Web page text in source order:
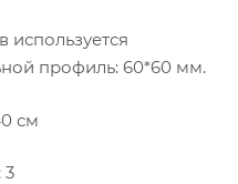
используется
профиль: 60*60 мм.
см
3